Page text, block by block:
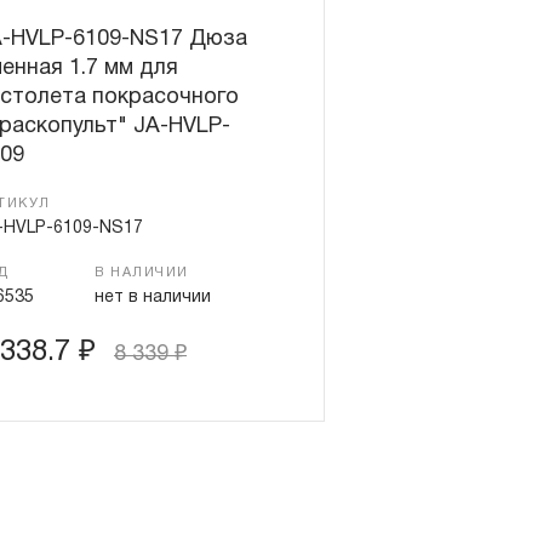
инструмента.
ключей разводных и
рабочими профилями,
в ДВЕНАДЦАТЬ
износа.
элементы
попадает под
определен в
HVLP-6109-NS17 Дюза
1.7 мм для
покрасочного
JA-HVLP-
6109-NS17
В НАЛИЧИИ
нет в наличии
₽ 8 339₽